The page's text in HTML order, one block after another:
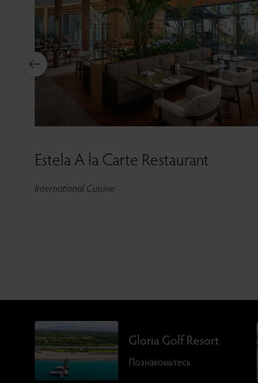
Estela A la Carte Restaurant
International Cuisine
Gloria Golf Resort
Познакомьтесь